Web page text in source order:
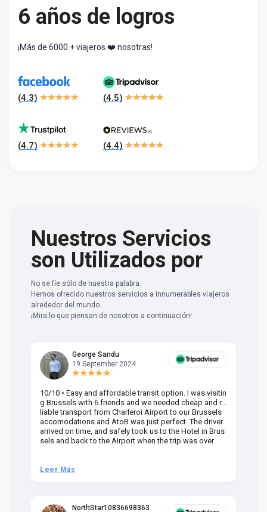
6 años de logros
¡Más de 6000 + viajeros ❤️ nosotras!
(4.3) (4.5)
(4.7) (4.4)
Nuestros Servicios
son Utilizados por
No se fíe sólo de nuestra palabra.
Hemos ofrecido nuestros servicios a innumerables viajeros
alrededor del mundo.
¡Mira lo que piensan de nosotros a continuación!
George Sandu
19 September 2024
10/10 • Easy and affordable transit option. I was visitin
g Brussels with 6 friends and we needed cheap and re
liable transport from Charleroi Airport to our Brussels
accomodations and AtoB was just perfect. The driver
arrived on time, and safely took us to the Hotel in Brus
sels and back to the Airport when the trip was over.
Leer Más
NorthStar10836698363